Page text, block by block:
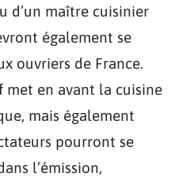
d’un maître cuisinier
également se
ouvriers de France.
met en avant la cuisine
mais également
pourront se
l’émission,